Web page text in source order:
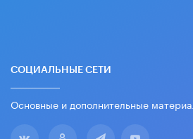
СОЦИАЛЬНЫЕ СЕТИ
Основные и дополнительные